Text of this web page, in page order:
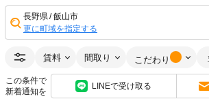
長野県 飯山市
更に町域を指定する
賃料 間取り こだわり
この条件で
新着通知を
LINEで受け取る
画像：20枚
ワンルーム 29.00m2 2階
空室状況をお問い合わせ